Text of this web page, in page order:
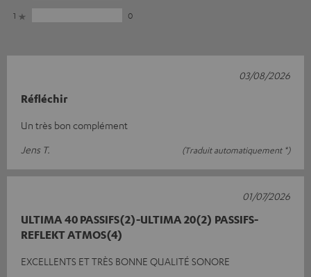
1
0
Réfléchir
Un très bon complément
Jens T.
(Traduit automatiquement *)
03/08/2026
ULTIMA 40 PASSIFS(2)-ULTIMA 20(2) PASSIFS-
REFLEKT ATMOS(4)
EXCELLENTS ET TRÈS BONNE QUALITÉ SONORE
01/07/2026